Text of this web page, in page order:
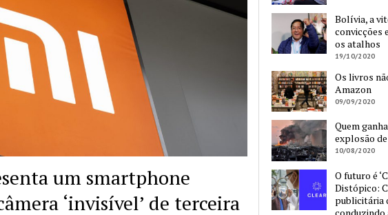
um smartphone
‘invisível’ de terceira
Bolívia, a
convicções
os atalhos
19/10/2020
Os livros
Amazon
09/09/2020
Quem
explosão
10/08/2020
O futuro é
Distópico:
publicitária
conduzindo